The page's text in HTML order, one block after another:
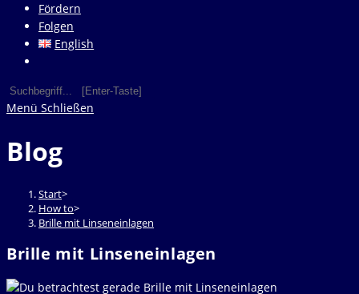
Fördern
Folgen
English
umschalten
Diese
Website
Menü Schließen
Blog
Start>
How to>
Brille mit Linseneinlagen
Brille mit Linseneinlagen